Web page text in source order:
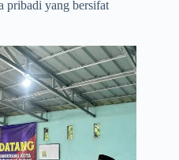
pribadi yang bersifat